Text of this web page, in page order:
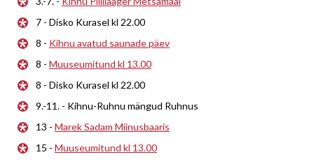
7 - Disko Kurasel kl 22.00
8 - Kihnu avatud saunade päev
8 - Muuseumitund kl 13.00
8 - Disko Kurasel kl 22.00
9.-11. - Kihnu-Ruhnu mängud Ruhnus
13 - Marek Sadam Miinusbaaris
15 - Muuseumitund kl 13.00